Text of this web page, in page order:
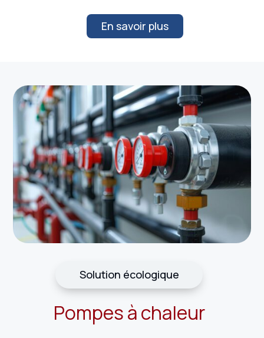
En savoir plus
Solution écologique
Pompes à chaleur